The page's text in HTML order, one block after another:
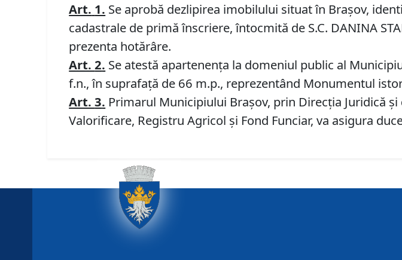
Art. 1. Se aprobă dezlipirea imobilului situat în Brașov,
cadastrale de primă înscriere, întocmită de S.C. DANINA
prezenta hotărâre.
Art.2. Se atestă apartenenţa la domeniul public al
f.n., în suprafață de 66 m.p., reprezentând Monumentul
Art.3. Primarul Municipiului Brașov, prin Direcția Juridică
Valorificare, Registru Agricol și Fond Funciar, va asigura